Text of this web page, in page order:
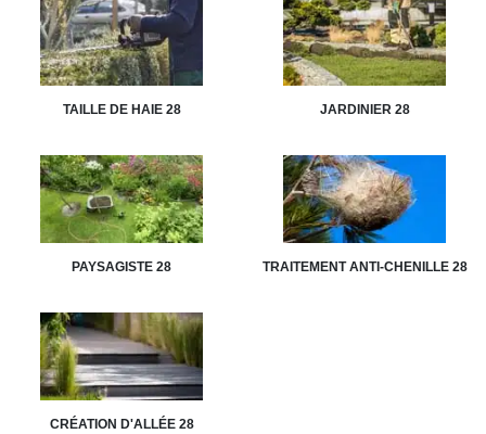
TAILLE DE HAIE 28 JARDINIER 28
PAYSAGISTE 28 TRAITEMENT ANTI-CHENILLE 28
CRÉATION D'ALLÉE 28